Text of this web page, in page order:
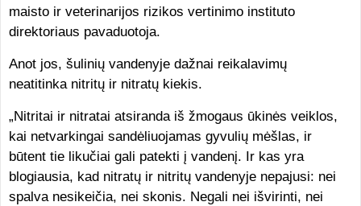
maisto ir veterinarijos rizikos vertinimo instituto
direktoriaus pavaduotoja.
Anot jos, šulinių vandenyje dažnai reikalavimų
neatitinka nitritų ir nitratų kiekis.
„Nitritai ir nitratai atsiranda iš žmogaus ūkinės veiklos,
kai netvarkingai sandėliuojamas gyvulių mėšlas, ir
būtent tie likučiai gali patekti į vandenį. Ir kas yra
blogiausia, kad nitratų ir nitritų vandenyje nepajusi: nei
spalva nesikeičia, nei skonis. Negali nei išvirinti, nei